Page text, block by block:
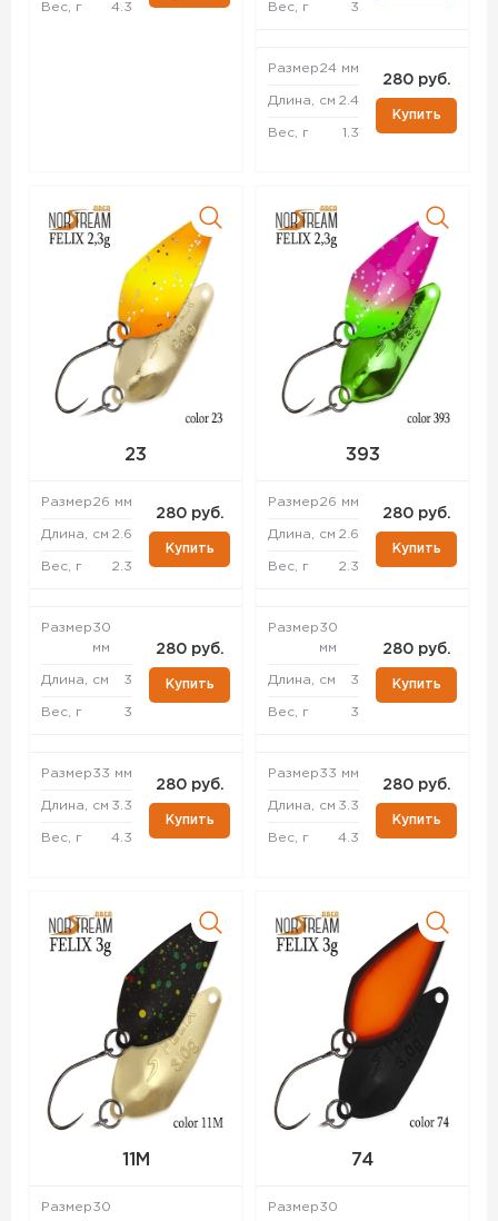
Вес, г 4.3 Вес, г 3
Размер24 мм
Длина, см 2.4
Вес, г 1.3
280 руб.
Купить
23
Размер26 мм
Длина, см 2.6
Вес, г 2.3
280 руб.
Купить
Размер30
мм
Длина, см 3
Вес, г 3
280 руб.
Купить
Размер33 мм
Длина, см 3.3
Вес, г 4.3
280 руб.
Купить
393
Размер26 мм
Длина, см 2.6
Вес, г 2.3
280 руб.
Купить
Размер30
мм
Длина, см 3
Вес, г 3
280 руб.
Купить
Размер33 мм
Длина, см 3.3
Вес, г 4.3
280 руб.
Купить
11M
Размер30
74
Размер30